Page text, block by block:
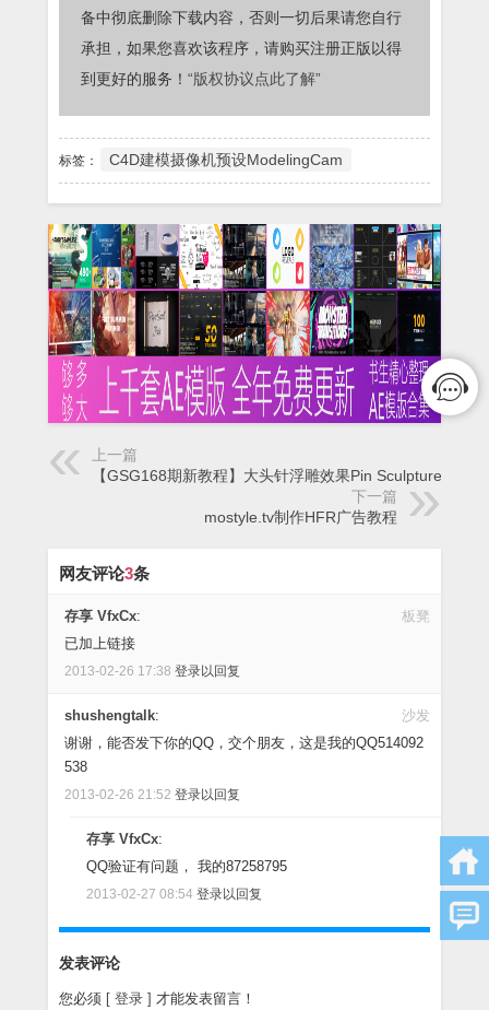
备中彻底删除下载内容，否则一切后果请您自行
承担，如果您喜欢该程序，请购买注册正版以得
到更好的服务！ “版权协议点此了解”
标签： C4D建模摄像机预设ModelingCam
上一篇
【GSG168期新教程】大头针浮雕效果Pin Sculpture
下一篇
mostyle.tv制作HFR广告教程
网友评论3条
板凳
存享 VfxCx:
已加上链接
2013-02-26 17:38 登录以回复
沙发
shushengtalk:
谢谢，能否发下你的QQ，交个朋友，这是我的QQ514092
538
2013-02-26 21:52 登录以回复
存享 VfxCx:
QQ验证有问题， 我的87258795
2013-02-27 08:54 登录以回复
发表评论
您必须 [ 登录 ] 才能发表留言！